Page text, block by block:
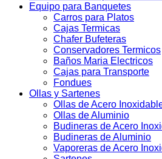
Equipo para Banquetes
Carros para Platos
Cajas Termicas
Chafer Bufeteras
Conservadores Termicos
Baños Maria Electricos
Cajas para Transporte
Fondues
Ollas y Sartenes
Ollas de Acero
Ollas de Aluminio
Budineras de Acero
Budineras de Aluminio
Vaporeras de Acero